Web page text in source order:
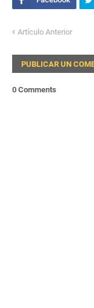
Artículo Anterior
PUBLICAR UN
0 Comments